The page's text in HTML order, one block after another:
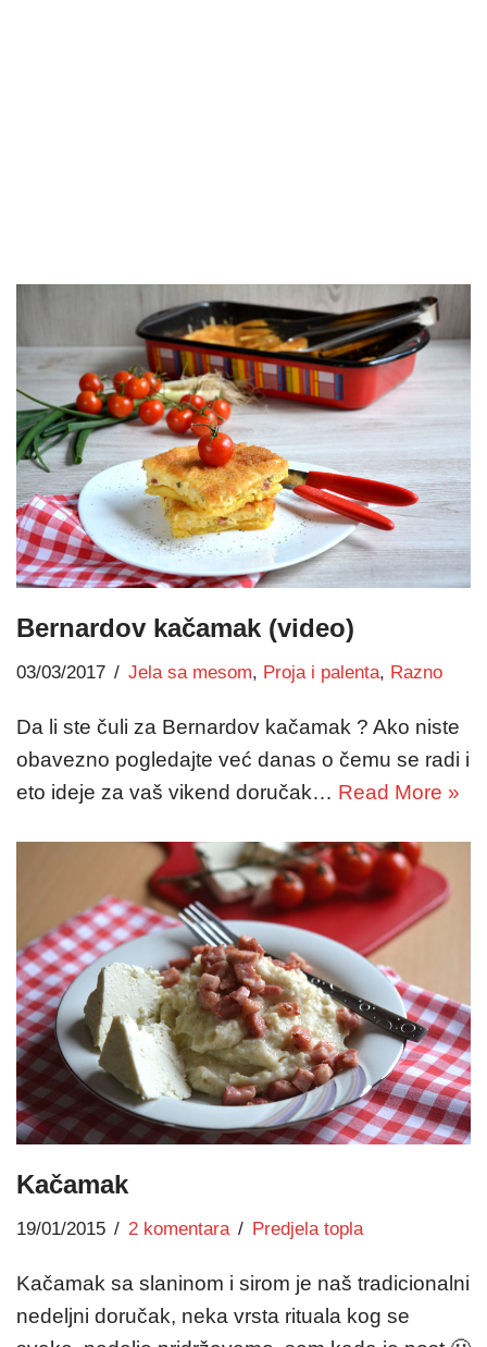
Bernardov kačamak (video)
03/03/2017 Jela sa mesom, Proja i palenta, Razno
Da li ste čuli za Bernardov kačamak ? Ako niste
obavezno pogledajte već danas o čemu se radi i
eto ideje za vaš vikend doručak… Read More »
Kačamak
19/01/2015 2 komentara Predjela topla
Kačamak sa slaninom i sirom je naš tradicionalni
nedeljni doručak, neka vrsta rituala kog se